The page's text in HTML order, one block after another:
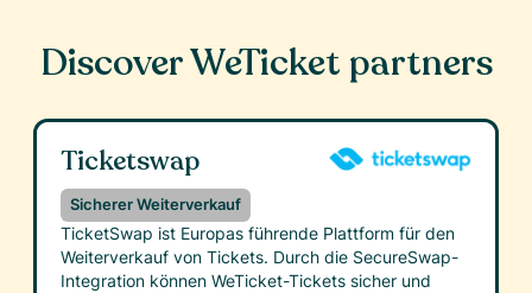
Discover WeTicket partners
Ticketswap
Sicherer Weiterverkauf
TicketSwap ist Europas führende Plattform für den
Weiterverkauf von Tickets. Durch die SecureSwap-
Integration können WeTicket-Tickets sicher und